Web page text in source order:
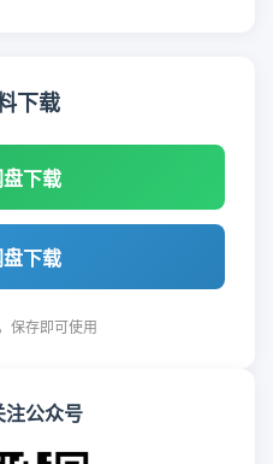
下载
下载
下载
保存即可使用
注公众号